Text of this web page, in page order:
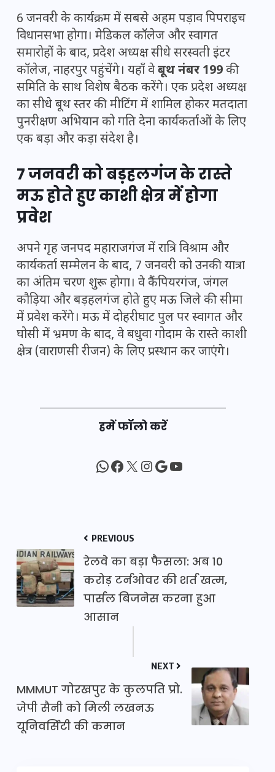
6 जनवरी के कार्यक्रम में सबसे अहम पड़ाव पिपराइच
विधानसभा होगा। मेडिकल कॉलेज और स्वागत
समारोहों के बाद, प्रदेश अध्यक्ष सीधे सरस्वती इंटर
कॉलेज, नाहरपुर पहुंचेंगे। यहाँ वेबूथ नंबर 199की
समिति के साथ विशेष बैठक करेंगे। एक प्रदेश अध्यक्ष
का सीधे बूथ स्तर की मीटिंग में शामिल होकर मतदाता
पुनरीक्षण अभियान को गति देना कार्यकर्ताओं के लिए
एक बड़ा और कड़ा संदेश है।
7 जनवरी को बड़हलगंज के रास्ते
मऊ होते हुए काशी क्षेत्र में होगा
प्रवेश
अपने गृह जनपद महाराजगंज में रात्रि विश्राम और
कार्यकर्ता सम्मेलन के बाद, 7 जनवरी को उनकी यात्रा
का अंतिम चरण शुरू होगा। वे कैंपियरगंज, जंगल
कौड़िया और बड़हलगंज होते हुए मऊ जिले की सीमा
में प्रवेश करेंगे। मऊ में दोहरीघाट पुल पर स्वागत और
घोसी में भ्रमण के बाद, वे बधुवा गोदाम के रास्ते काशी
क्षेत्र (वाराणसी रीजन) के लिए प्रस्थान कर जाएंगे।
हमें फॉलो करें
WhatsApp
Facebook
X Instagram
Google
YouTube
PREVIOUS
रेलवे का बड़ा फैसला: अब 10
करोड़ टर्नओवर की शर्त खत्म,
पार्सल बिजनेस करना हुआ
आसान
NEXT
MMMUT गोरखपुर के कुलपति प्रो.
जेपी सैनी को मिली लखनऊ
यूनिवर्सिटी की कमान